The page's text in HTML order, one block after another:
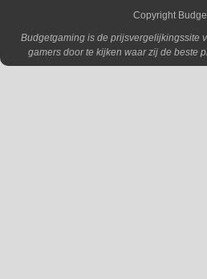
Copyright
Budgetgaming is de prijsvergelijkingssite
gamers door te kijken waar zij de beste